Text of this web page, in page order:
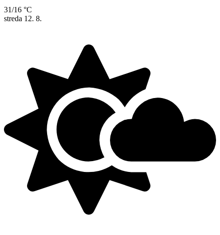
31/16 °C
streda 12. 8.